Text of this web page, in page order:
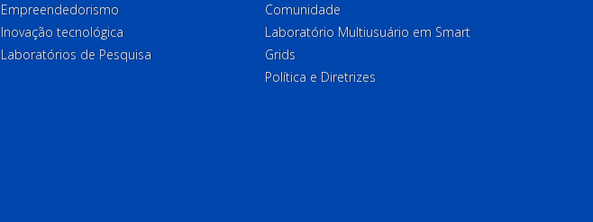
Empreendedorismo
Inovação tecnológica
Laboratórios de Pesquisa
Comunidade
Laboratório Multiusuário em Smart
Grids
Política e Diretrizes